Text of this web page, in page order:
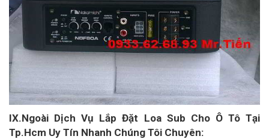
IX.Ngoài Dịch Vụ Lắp Đặt Loa Sub Cho Ô Tô Tại
Tp.Hcm Uy Tín Nhanh Chúng Tôi Chuyên: